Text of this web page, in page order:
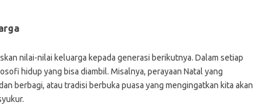
nilai-nilai keluarga kepada generasi berikutnya. Dalam setiap
hidup yang bisa diambil. Misalnya, perayaan Natal yang
berbagi, atau tradisi berbuka puasa yang mengingatkan kita akan